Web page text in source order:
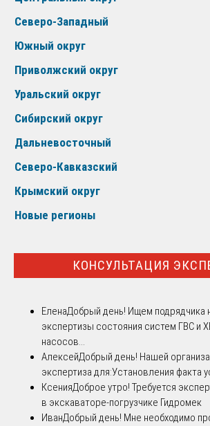
Северо-Западный
Южный округ
Приволжский округ
Уральский округ
Сибирский округ
Дальневосточный
Северо-Кавказский
Крымский округ
Новые регионы
КОНСУЛЬТАЦИЯ
ЕленаДобрый день! Ищем подрядчика
экспертизы состояния систем ГВС и
насосов...
АлексейДобрый день! Нашей
экспертиза для:Установления факта
КсенияДоброе утро! Требуется
в экскаваторе-погрузчике Гидромек
ИванДобрый день! Мне необходимо